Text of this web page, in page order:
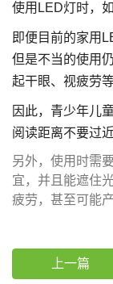
使用LED灯时，
即便目前的家用
但是不当的使用
起干眼、视疲劳
因此，青少年儿
阅读距离不要过
另外，使用时需
宜，并且能遮住
疲劳，甚至可能
上一篇